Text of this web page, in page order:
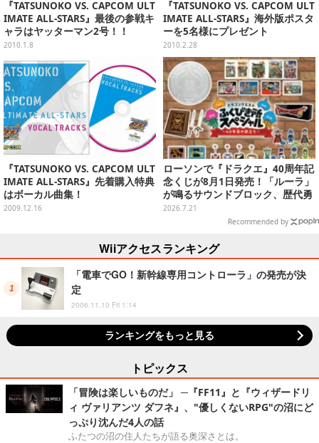
『TATSUNOKO VS. CAPCOM ULT
IMATE ALL-STARS』最後の参戦キ
ャラはヤッターマン2号！！
2010.1.8
『TATSUNOKO VS. CAPCOM ULT
IMATE ALL-STARS』海外版ポスタ
ーを5名様にプレゼント
2010.2.28
『TATSUNOKO VS. CAPCOM ULT
IMATE ALL-STARS』先着購入特典
はボーカル曲集！
2009.12.16
ローソンで『ドラクエ』40周年記
念くじが8月1日発売！「ルーラ」
が鳴るサウンドブロック、歴代勇
者＆スライムのフィギュアなど、
シリーズを振り返る景品盛りだく
2026.7.21
Recommended by
Wiiアクセスランキング
「電車でGO！新幹線専用コントローラ」の発売が決
定
2006.11.10 Fri 1:14
ランキングをもっと見る
トピックス
「冒険は楽しいものだ」 ─『FF11』と『ウィザードリ
ィ ヴァリアンツ ダフネ』、"優しくないRPG"の沼にど
っぷり沈んだ4人の話
ふたつの沼の住人たちが語る奥深さとは。